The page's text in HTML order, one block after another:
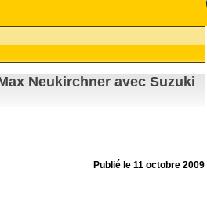
Neukirchner avec Suzuki
Publié le11 octobre 2009